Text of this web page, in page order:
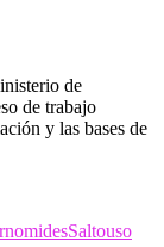
de
de trabajo
y las bases de
midesSaltouso